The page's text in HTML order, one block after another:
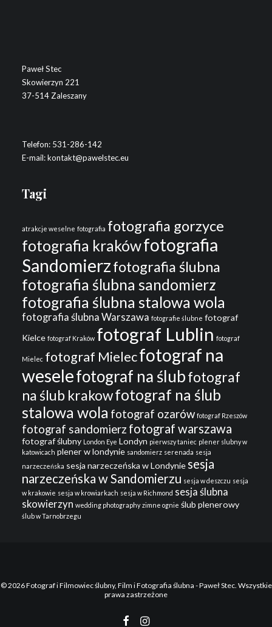
Paweł Stec
Skowierzyn 221
37-514 Zaleszany
Telefon: 531-286-142
E-mail:kontakt@pawelstec.eu
Tagi
atrakcje weselne fotografia fotografia gorzyce
fotografia krakówfotografia
Sandomierzfotografia ślubna
fotografia ślubna sandomierz
fotografia ślubna stalowa wola
fotografia ślubna Warszawa fotografie ślubne fotograf
Kielce fotograf Kraków fotograf Lublin fotograf
Mielec fotograf Mielecfotograf na
weselefotograf na ślubfotograf
na ślub krakowfotograf na ślub
stalowa wola fotograf ozarów fotograf Rzeszów
fotograf sandomierz fotograf warszawa
fotograf ślubny London Eye Londyn pierwszy taniec plener slubny w
katowicach plener w londynie sandomierz serenada sesja
narzeczeńska sesja narzeczeńska w Londynie sesja
narzeczeńska w Sandomierzu sesja w deszczu sesja
w krakowie sesja w krowiarkach sesja w Richmond sesja ślubna
skowierzyn wedding photography zimne ognie ślub plenerowy
ślub w Tarnobrzegu
© 2026 Fotograf i Filmowiec ślubny, Film i Fotografia ślubna - Paweł Stec. Wszystkie
prawa zastrzeżone